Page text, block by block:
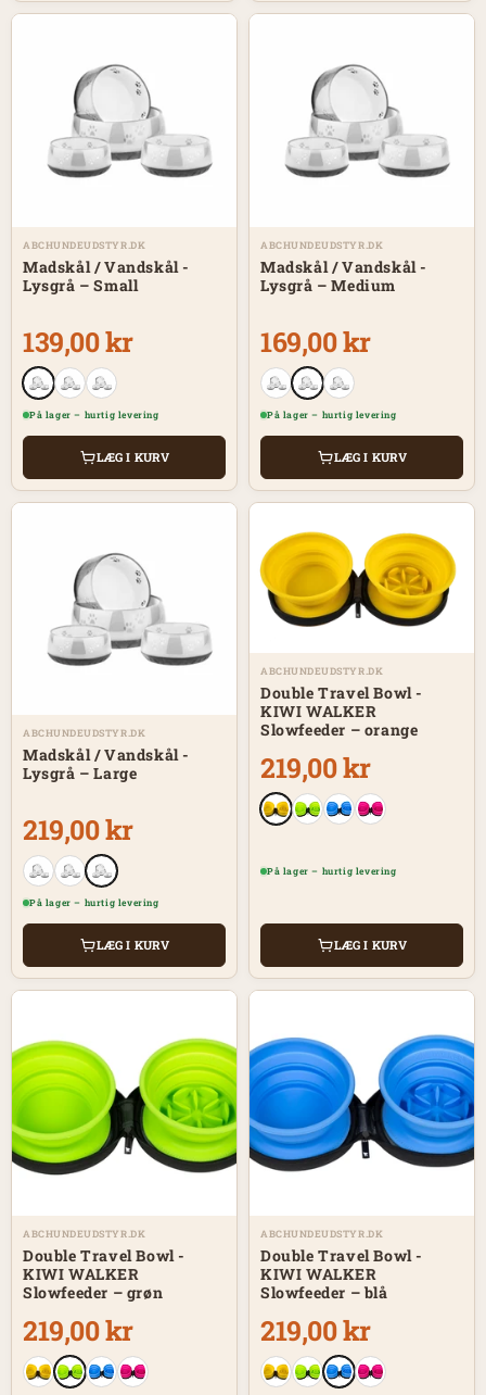
ABCHUNDEUDSTYR.DK
Madskål / Vandskål -
Lysgrå – Small
139,00 kr
På lager – hurtig levering
LÆG I KURV
ABCHUNDEUDSTYR.DK
Madskål / Vandskål -
Lysgrå – Medium
169,00 kr
På lager – hurtig levering
LÆG I KURV
ABCHUNDEUDSTYR.DK
Madskål / Vandskål -
Lysgrå – Large
219,00 kr
På lager – hurtig levering
LÆG I KURV
ABCHUNDEUDSTYR.DK
Double Travel Bowl -
KIWI WALKER
Slowfeeder – orange
219,00 kr
På lager – hurtig levering
LÆG I KURV
ABCHUNDEUDSTYR.DK
Double Travel Bowl -
KIWI WALKER
Slowfeeder – grøn
219,00 kr
ABCHUNDEUDSTYR.DK
Double Travel Bowl -
KIWI WALKER
Slowfeeder – blå
219,00 kr